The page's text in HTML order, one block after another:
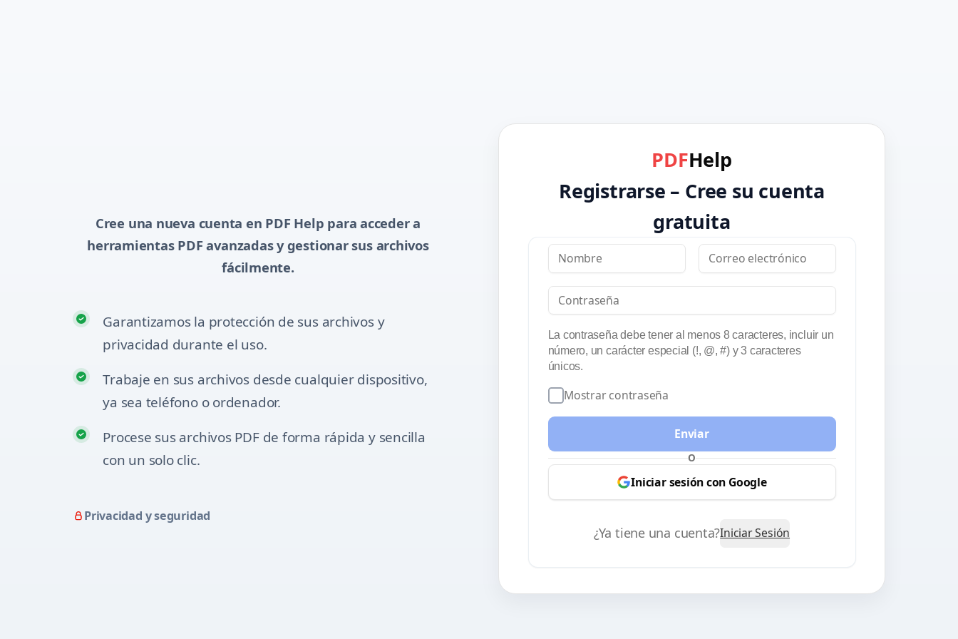
PDFHelp
Registrarse – Cree su cuenta
gratuita
Registrarse
Nombre Correo electrónico
Contraseña
La contraseña debe tener al menos 8 caracteres, incluir un
número, un carácter especial (!, @, #) y 3 caracteres
únicos.
Mostrar contraseña
Enviar
O
Iniciar sesión con Google
¿Ya tiene una cuenta?Iniciar Sesión
Cree una nueva cuenta en PDF Help para acceder a
herramientas PDF avanzadas y gestionar sus archivos
fácilmente.
Garantizamos la protección de sus archivos y
privacidad durante el uso.
Trabaje en sus archivos desde cualquier dispositivo,
ya sea teléfono o ordenador.
Procese sus archivos PDF de forma rápida y sencilla
con un solo clic.
Privacidad y seguridad